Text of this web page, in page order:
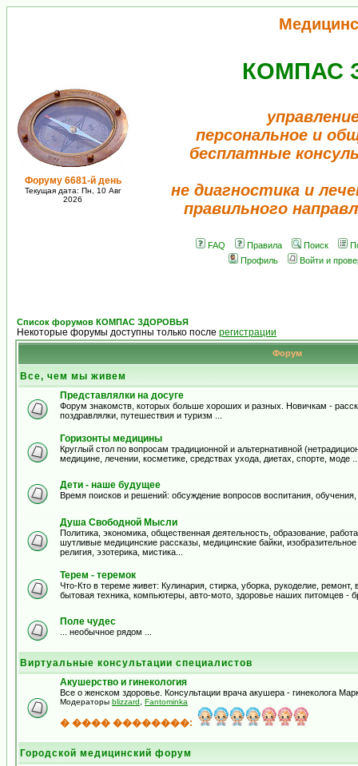
Форуму 6681-й день
Текущая дата: Пн, 10 Авг
2026
КОМПАС
персональное и
бесплатные
не диагностика и
правильного
FAQ Правила Поиск
Профиль
Войти и
Список форумов КОМПАС ЗДОРОВЬЯ
Некоторые форумы доступны только после регистрации
Форум
Все, чем мы живем
Представлялки на досуге
Форум знакомств, которых больше хороших и разных. Новичкам -
поздравлялки, путешествия и туризм ...
Горизонты медицины
Круглый стол по вопросам традиционной и альтернативной
медицине, лечении, косметике, средствах ухода, диетах, спорте, моде
Дети - наше будущее
Время поисков и решений: обсуждение вопросов воспитания,
Душа Свободной Мысли
Политика, экономика, общественная деятельность, образование,
шутливые медицинские рассказы, медицинские байки,
религия, эзотерика, мистика...
Терем - теремок
Что-Кто в тереме живет: Кулинария, стирка, уборка, рукоделие,
бытовая техника, компьютеры, авто-мото, здоровье наших питомцев -
Поле чудес
... необычное рядом ...
Виртуальные консультации специалистов
Акушерство и гинекология
Все о женском здоровье. Консультации врача акушера - гинеколога
Модераторы blizzard Fantominka
� ���� ��������:
Городской медицинский форум